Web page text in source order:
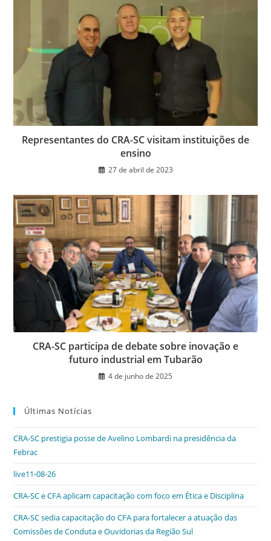
Representantes do CRA-SC visitam instituições de
ensino
27 de abril de 2023
CRA-SC participa de debate sobre inovação e
futuro industrial em Tubarão
4 de junho de 2025
Últimas Notícias
CRA-SC prestigia posse de Avelino Lombardi na presidência da
Febrac
live11-08-26
CRA-SC e CFA aplicam capacitação com foco em Ética e Disciplina
CRA-SC sedia capacitação do CFA para fortalecer a atuação das
Comissões de Conduta e Ouvidorias da Região Sul